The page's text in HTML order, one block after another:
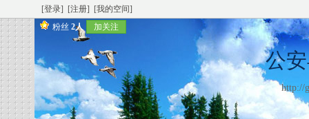
[登录] [注册]
[我的空间]
粉丝 2人 加关注
公
http://